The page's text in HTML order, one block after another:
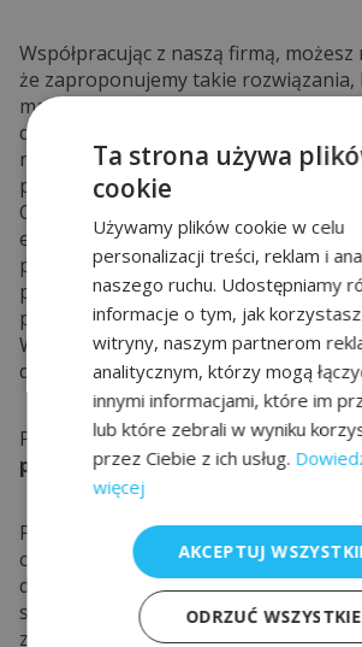
Współpracując z naszą firmą, możesz
że zaproponujemy takie rozwiązania,
maksymalnie korzystne dla Ciebie. Na
dokładnej diagnostyki
naprawę uszkodzonego elementu
przemysłowej lub wymianę części na
Oferujemy także wymianę materiałów
eksploatacyjnych, które niezależnie
po jakimś czasie ulegają zużyciu. W
posiadamy części zamienne do pomp
producentów jak ARO, SPP, Wangen,
Wilden, a także wielu innych.
doradztwa!
Profesjonalna diagnoza i serwis
pneumatycznego
Prace z zakresuserwisu pomp
czy
silników pneumatycznych
dokładną diagnostyką. To na tym
stwierdzić, że naprawa jest opłacalna
zbyt kosztownych działań
Ta strona używa
cookie
Używamy plików cookie w celu
personalizacji treści, reklam i
naszego ruchu. Udostępniamy
informacje o tym, jak
witryny, naszym partnerom
analitycznym, którzy mogą
innymi informacjami, które im
lub które zebrali w wyniku
przez Ciebie z ich usług.
więcej
AKCEPTUJ
ODRZUĆ WSZYSTKIE